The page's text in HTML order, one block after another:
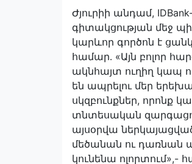
Ժյուրիի անդամ,
գիտակցության մեջ
կարևոր գործոն է
համար․ «Այն բոլոր
ակնհայտ ուղիղ կապ
են ապրելու մեր
սկզբունքներ, որոնք
տնտեսական
այսօրվա
մեծանան ու դառնան
կունենա ոլորտում»,-